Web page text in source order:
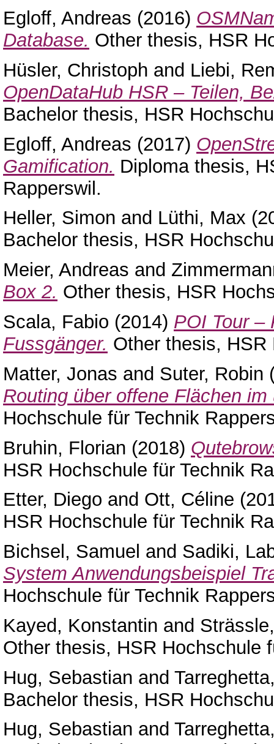
Egloff, Andreas (2016)
Database. Other thesis, HSR
Hüsler, Christoph and Liebi,
OpenDataHub HSR – Teilen,
Bachelor thesis, HSR
Egloff, Andreas (2017)
Gamification. Diploma thesis,
Rapperswil.
Heller, Simon and Lüthi, Max
Bachelor thesis, HSR
Meier, Andreas and
Box 2. Other thesis, HSR
Scala, Fabio (2014) POI Tour –
Fussgänger. Other thesis, HSR
Matter, Jonas and Suter, Robin
Routing über offene Flächen
Hochschule für Technik
Bruhin, Florian (2018)
HSR Hochschule für Technik
Etter, Diego and Ott, Céline
HSR Hochschule für Technik
Bichsel, Samuel and Sadiki,
System Anwendungsbeispiel
Hochschule für Technik
Kayed, Konstantin and
Other thesis, HSR Hochschule
Hug, Sebastian and
Bachelor thesis, HSR
Hug, Sebastian and